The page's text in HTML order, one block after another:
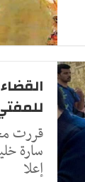
قررت
سارة
إعلا